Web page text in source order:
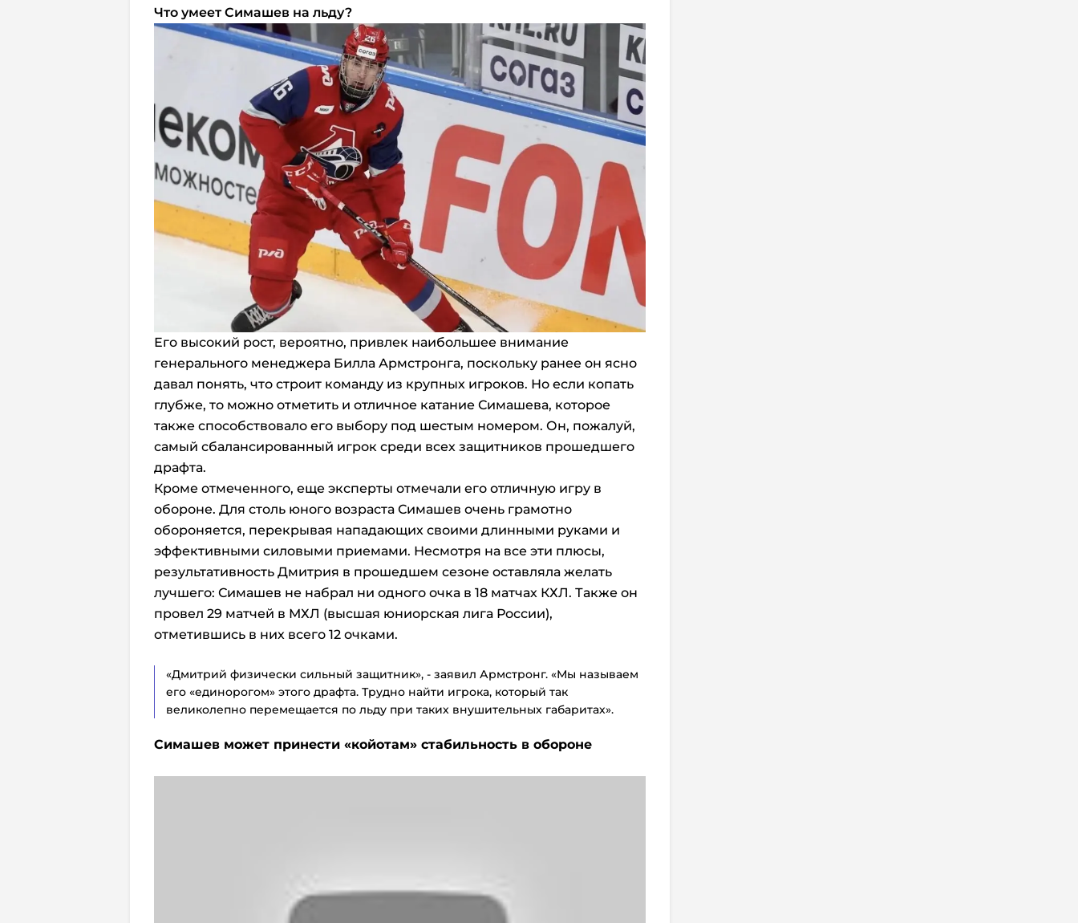
Что умеет Симашев на льду?
Его высокий рост, вероятно, привлек наибольшее внимание
генерального менеджера Билла Армстронга, поскольку ранее он ясно
давал понять, что строит команду из крупных игроков. Но если копать
глубже, то можно отметить и отличное катание Симашева, которое
также способствовало его выбору под шестым номером. Он, пожалуй,
самый сбалансированный игрок среди всех защитников прошедшего
драфта.
Кроме отмеченного, еще эксперты отмечали его отличную игру в
обороне. Для столь юного возраста Симашев очень грамотно
обороняется, перекрывая нападающих своими длинными руками и
эффективными силовыми приемами. Несмотря на все эти плюсы,
результативность Дмитрия в прошедшем сезоне оставляла желать
лучшего: Симашев не набрал ни одного очка в 18 матчах КХЛ. Также он
провел 29 матчей в МХЛ (высшая юниорская лига России),
отметившись в них всего 12 очками.
«Дмитрий физически сильный защитник», - заявил Армстронг. «Мы называем
его «единорогом» этого драфта. Трудно найти игрока, который так
великолепно перемещается по льду при таких внушительных габаритах».
Симашев может принести «койотам» стабильность в обороне